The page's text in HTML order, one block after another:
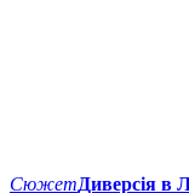
СюжетДиверсія в